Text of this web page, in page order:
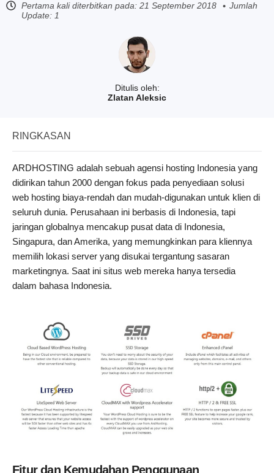
Ditulis oleh:
Zlatan Aleksic
Pertama kali diterbitkan pada: 21 September 2018
Jumlah
Update: 1
RINGKASAN
ARDHOSTING adalah sebuah agensi hosting Indonesia yang
didirikan tahun 2000 dengan fokus pada penyediaan solusi
web hosting biaya-rendah dan mudah-digunakan untuk klien di
seluruh dunia. Perusahaan ini berbasis di Indonesia, tapi
jaringan globalnya mencakup pusat data di Indonesia,
Singapura, dan Amerika, yang memungkinkan para kliennya
memilih lokasi server yang disukai tergantung sasaran
marketingnya. Saat ini situs web mereka hanya tersedia
dalam bahasa Indonesia.
Fitur dan Kemudahan Penggunaan